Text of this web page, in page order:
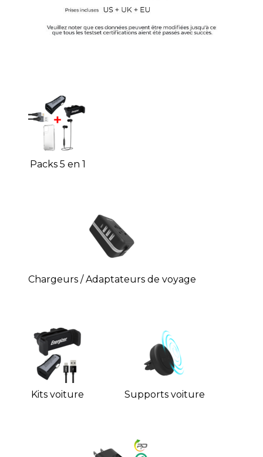
Packs 5 en 1
Chargeurs / Adaptateurs de voyage
Kits voiture Supports voiture